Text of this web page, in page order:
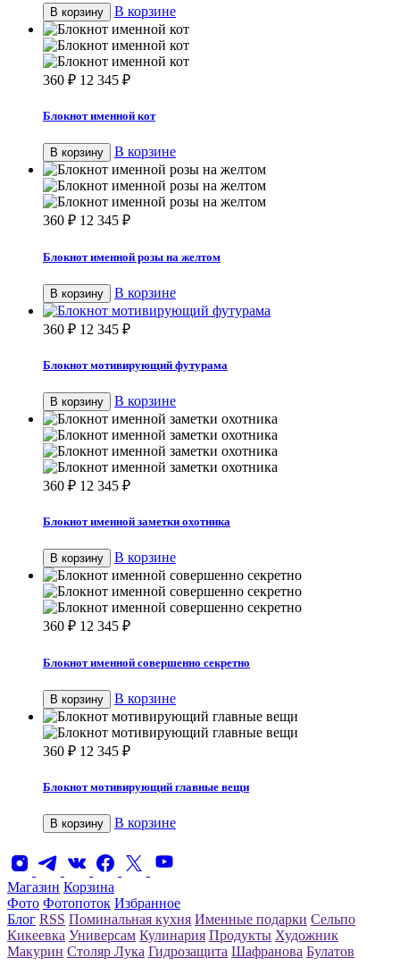
В корзину В корзине
360 ₽ 12 345 ₽
Блокнот именной кот
В корзину В корзине
360 ₽ 12 345 ₽
Блокнот именной розы на желтом
В корзину В корзине
360 ₽ 12 345 ₽
Блокнот мотивирующий футурама
В корзину В корзине
360 ₽ 12 345 ₽
Блокнот именной заметки охотника
В корзину В корзине
360 ₽ 12 345 ₽
Блокнот именной совершенно секретно
В корзину В корзине
360 ₽ 12 345 ₽
Блокнот мотивирующий главные вещи
В корзину В корзине
Магазин Корзина
Фото Фотопоток Избранное
Блог RSS Поминальная кухня Именные подарки Сельпо
Кикеевка Универсам Кулинария Продукты Художник
Макурин Столяр Лука Гидрозащита Шафранова Булатов